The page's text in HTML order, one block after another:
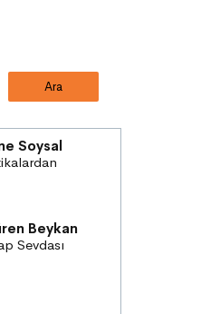
Soysal
Beykan
Sevdası